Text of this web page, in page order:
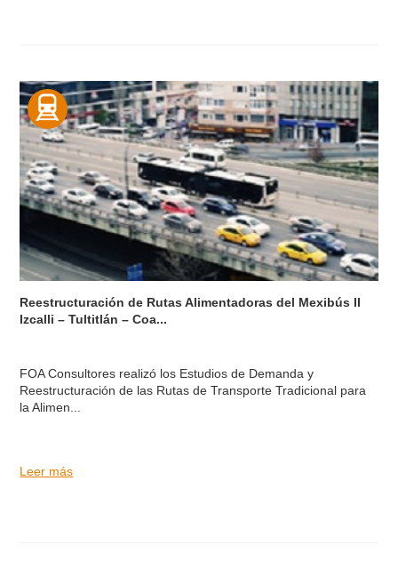
Reestructuración de Rutas Alimentadoras del Mexibús II
Izcalli – Tultitlán – Coa...
FOA Consultores realizó los Estudios de Demanda y
Reestructuración de las Rutas de Transporte Tradicional para
la Alimen...
Leer más